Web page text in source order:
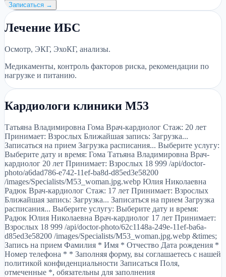
Записаться →
Лечение ИБС
Осмотр, ЭКГ, ЭхоКГ, анализы.
Медикаменты, контроль факторов риска, рекомендации по
нагрузке и питанию.
Кардиологи клиники М53
Татьяна Владимировна Гома Врач-кардиолог Стаж: 20 лет
Принимает: Взрослых Ближайшая запись: Загрузка...
Записаться на прием Загрузка расписания... Выберите услугу:
Выберите дату и время: Гома Татьяна Владимировна Врач-
кардиолог 20 лет Принимает: Взрослых 18 999 /api/doctor-
photo/a6dad786-e742-11ef-ba8d-d85ed3e58200
/images/Specialists/M53_woman.jpg.webp Юлия Николаевна
Радюк Врач-кардиолог Стаж: 17 лет Принимает: Взрослых
Ближайшая запись: Загрузка... Записаться на прием Загрузка
расписания... Выберите услугу: Выберите дату и время:
Радюк Юлия Николаевна Врач-кардиолог 17 лет Принимает:
Взрослых 18 999 /api/doctor-photo/62c1148a-249e-11ef-ba6a-
d85ed3e58200 /images/Specialists/M53_woman.jpg.webp &times;
Запись на прием Фамилия * Имя * Отчество Дата рождения *
Номер телефона * * Заполняя форму, вы соглашаетесь с нашей
политикой конфиденциальности Записаться Поля,
отмеченные *, обязательны для заполнения